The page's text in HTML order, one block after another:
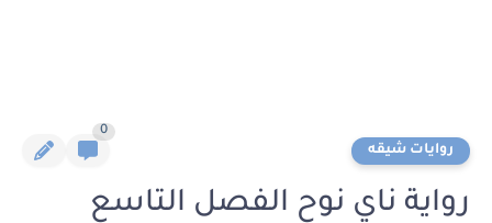
روايات شيقه
0
رواية ناي نوح الفصل التاسع